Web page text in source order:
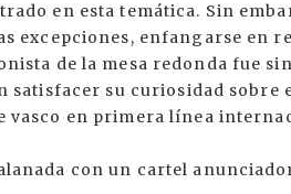
en esta temática. Sin
excepciones, enfangarse en
de la mesa redonda fue
satisfacer su curiosidad sobre
vasco en primera línea
con un cartel